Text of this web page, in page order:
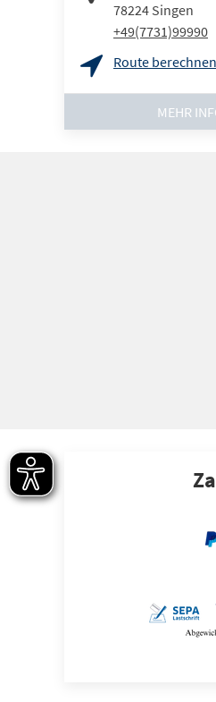
78224 Singen
+49(7731)99990
Route berechnen
MEHR